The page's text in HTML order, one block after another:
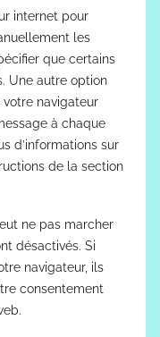
internet pour
les
que certains
Une autre option
navigateur
à chaque
d’informations sur
de la section
ne pas marcher
désactivés. Si
navigateur, ils
consentement